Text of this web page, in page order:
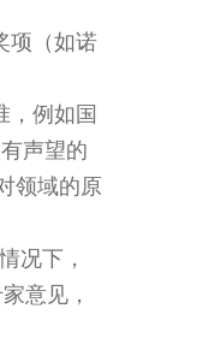
项（如诺
例如国
声望的
领域的原
况下，
意见，